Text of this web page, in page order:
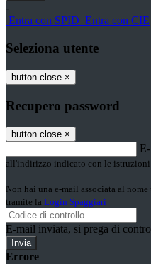
-
Entra con SPID Entra con CIE
Seleziona utente
button close ×
Recupero password
button close ×
all'indirizzo indicato con le istruzioni
Non hai una e-mail associata al
tramite la Login Spaggiari
E-mail inviata, si prega di
Errore